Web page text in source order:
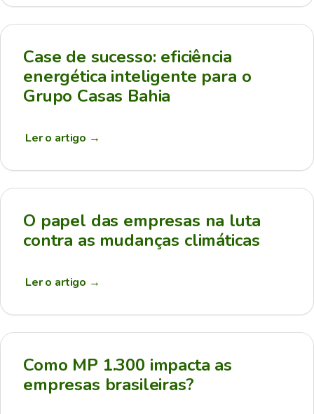
Case de sucesso: eficiência
energética inteligente para o
Grupo Casas Bahia
Ler o artigo →
O papel das empresas na luta
contra as mudanças climáticas
Ler o artigo →
Como MP 1.300 impacta as
empresas brasileiras?